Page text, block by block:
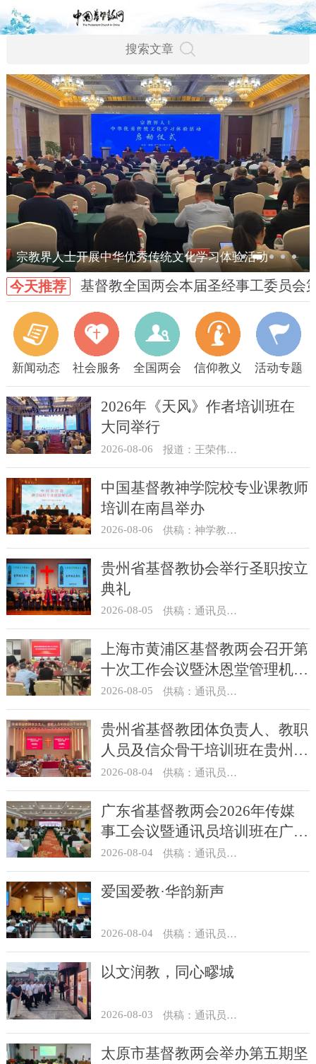
宗教界人士开展中华优秀传统文化学习体验活动
今天推荐 基督教全国两会本届圣经事工委员会
新闻动态 社会服务 全国两会 信仰教义 活动专题
2026年《天风》作者培训班在
大同举行
2026-08-06 报道：王荣伟 摄影：冯谦
中国基督教神学院校专业课教师
培训在南昌举办
2026-08-06 供稿：神学教育部
贵州省基督教协会举行圣职按立
典礼
2026-08-05 供稿：通讯员 杨菁
上海市黄浦区基督教两会召开第
十次工作会议暨沐恩堂管理机构
七月份联席会议
2026-08-05 供稿：通讯员 景健美
贵州省基督教团体负责人、教职
人员及信众骨干培训班在贵州圣
经学校举办
2026-08-04 供稿：通讯员 杨菁
广东省基督教两会2026年传媒
事工会议暨通讯员培训班在广州
举办
2026-08-04 供稿：通讯员 汪浩
爱国爱教·华韵新声
2026-08-04 供稿：通讯员 景健美
以文润教，同心疁城
2026-08-03 供稿：通讯员 景健美
太原市基督教两会举办第五期坚